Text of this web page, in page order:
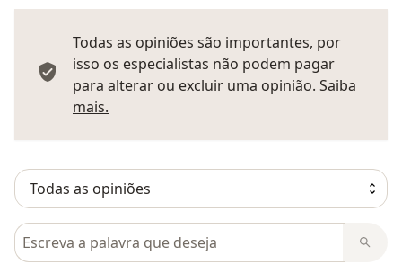
Todas as opiniões são importantes, por
isso os especialistas não podem pagar
para alterar ou excluir uma opinião. Saiba
mais.
Pesquisar em opiniões